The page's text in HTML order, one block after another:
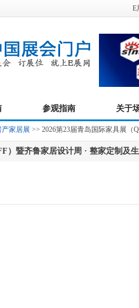
E
参观指南 关于
产家居展 >> 2026第23届青岛国际家具展（
）暨齐鲁家居设计周 · 整家定制及